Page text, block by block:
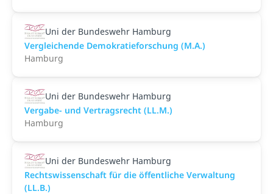
Uni der Bundeswehr Hamburg
Vergleichende Demokratieforschung (M.A.)
Hamburg
Uni der Bundeswehr Hamburg
Vergabe- und Vertragsrecht (LL.M.)
Hamburg
Uni der Bundeswehr Hamburg
Rechtswissenschaft für die öffentliche Verwaltung
(LL.B.)